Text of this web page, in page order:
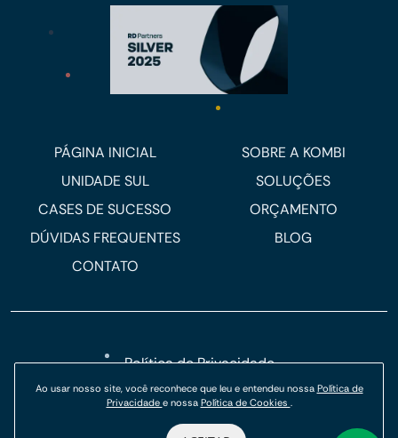
PÁGINA INICIAL
SOBRE A KOMBI
UNIDADE SUL
SOLUÇÕES
CASES DE SUCESSO
ORÇAMENTO
DÚVIDAS FREQUENTES
BLOG
CONTATO
Política de Privacidade
Política de Cookies
© Kombi Agência Digital 2026.
Ao usar nosso site, você reconhece que leu e entendeu nossa Política de
Privacidade e nossa Política de Cookies .